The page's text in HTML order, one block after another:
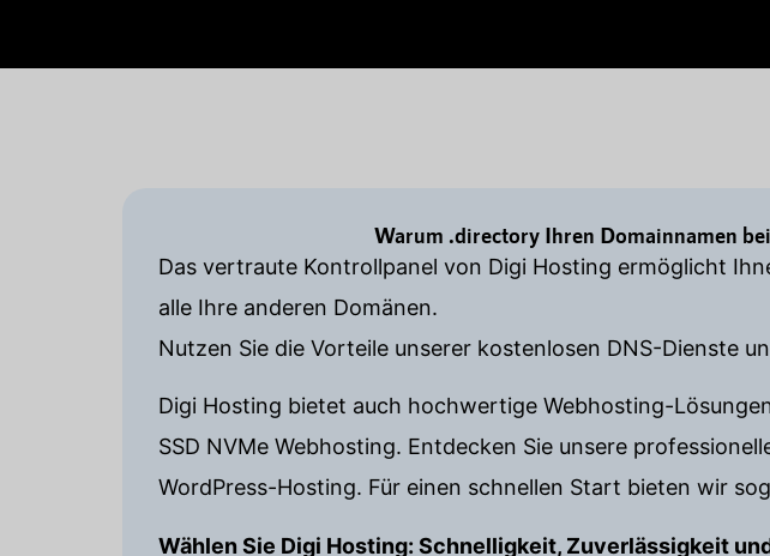
Warum .directory Ihren Domainnamen
Das vertraute Kontrollpanel von Digi Hosting ermöglicht
alle Ihre anderen Domänen.
Nutzen Sie die Vorteile unserer kostenlosen DNS-Dienste
Digi Hosting bietet auch hochwertige Webhosting-
SSD NVMe Webhosting. Entdecken Sie unsere
WordPress-Hosting. Für einen schnellen Start bieten wir
Wählen Sie Digi Hosting: Schnelligkeit, Zuverlässigkeit